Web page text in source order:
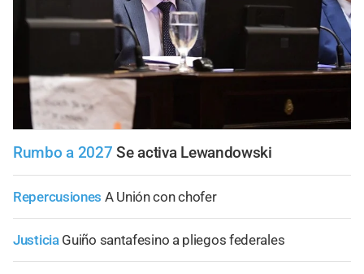
Rumbo a 2027 Se activa Lewandowski
Repercusiones A Unión con chofer
Justicia Guiño santafesino a pliegos federales